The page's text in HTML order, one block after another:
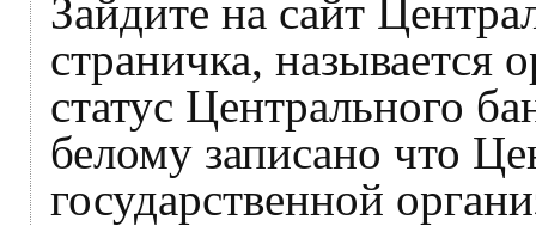
Зайдите на сайт
страничка, называется
статус Центрального
белому записано что
государственной